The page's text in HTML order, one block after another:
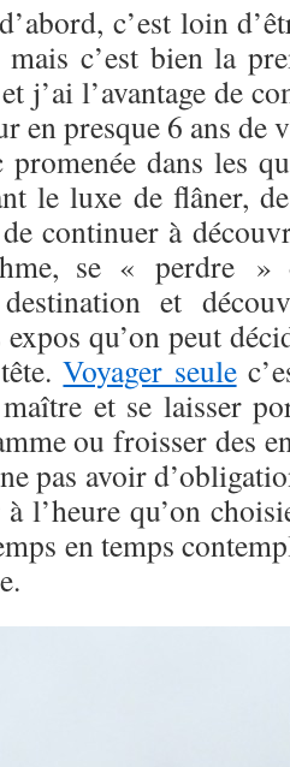
c’est loin
mais c’est bien la
j’ai l’avantage de
en presque 6 ans de
dans les
le luxe de flâner,
continuer à
se « perdre »
et
qu’on peut
Voyager seule
et se laisser
ou froisser des
pas avoir
l’heure qu’on
en temps